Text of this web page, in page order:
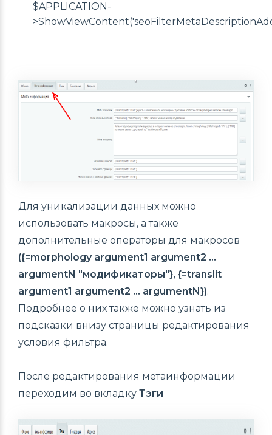
$APPLICATION-
Для уникализации данных можно
использовать макросы, а также
дополнительные операторы для макросов
({=morphology argument1 argument2 ...
argumentN "модификаторы"}, {=translit
argument1 argument2 ... argumentN}).
Подробнее о них также можно узнать из
подсказки внизу страницы редактирования
условия фильтра.
После редактирования метаинформации
переходим во вкладку Тэги